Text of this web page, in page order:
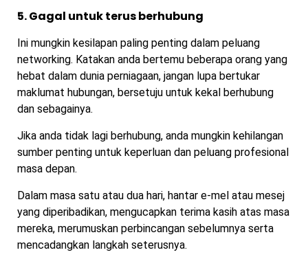
5. Gagal untuk terus berhubung
Ini mungkin kesilapan paling penting dalam peluang
networking. Katakan anda bertemu beberapa orang yang
hebat dalam dunia perniagaan, jangan lupa bertukar
maklumat hubungan, bersetuju untuk kekal berhubung
dan sebagainya.
Jika anda tidak lagi berhubung, anda mungkin kehilangan
sumber penting untuk keperluan dan peluang profesional
masa depan.
Dalam masa satu atau dua hari, hantar e-mel atau mesej
yang diperibadikan, mengucapkan terima kasih atas masa
mereka, merumuskan perbincangan sebelumnya serta
mencadangkan langkah seterusnya.